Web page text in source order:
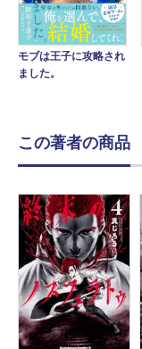
モブは王子に攻略され
ました。
この著者の商品